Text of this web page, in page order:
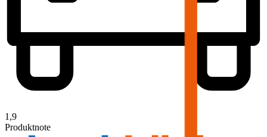
1,9
Produktnote